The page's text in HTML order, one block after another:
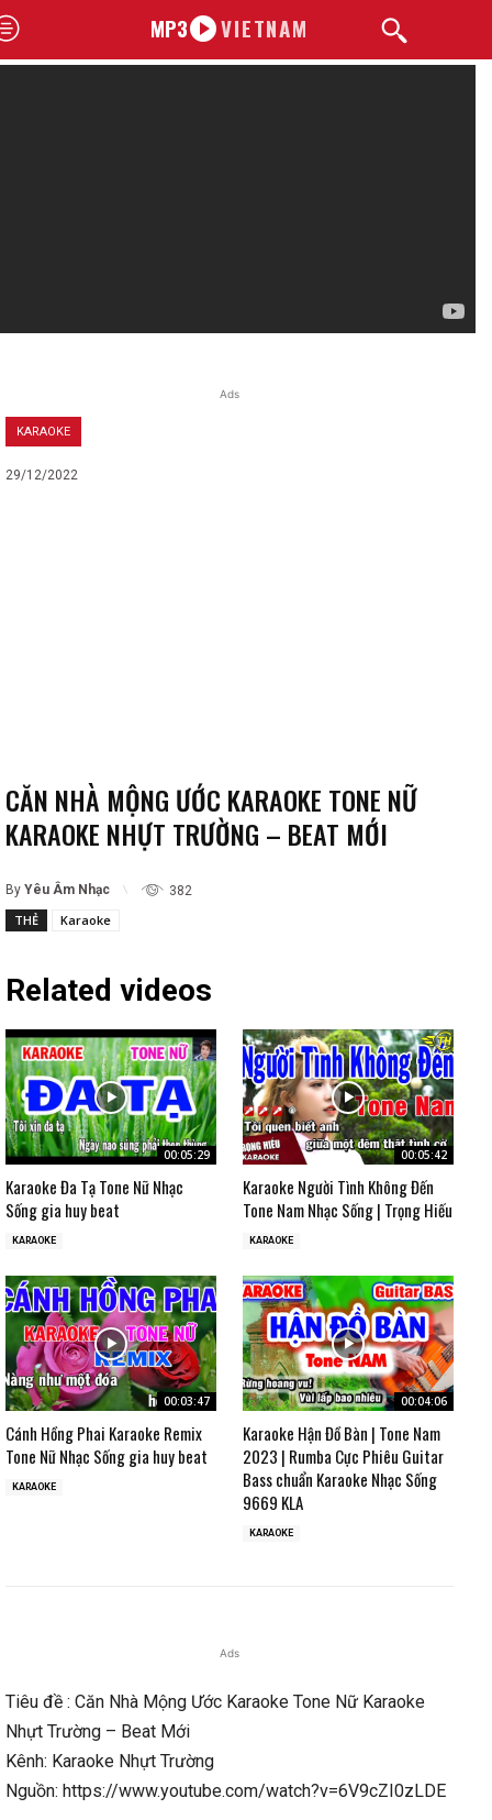
MP3 VIETNAM
Ads
KARAOKE
29/12/2022
CĂN NHÀ MỘNG ƯỚC KARAOKE TONE NỮ
KARAOKE NHỰT TRƯỜNG – BEAT MỚI
By Yêu Âm Nhạc 382
THẺ Karaoke
Related videos
00:05:29
Karaoke Đa Tạ Tone Nữ Nhạc
Sống gia huy beat
KARAOKE
00:05:42
Karaoke Người Tình Không Đến
Tone Nam Nhạc Sống | Trọng Hiếu
KARAOKE
00:03:47
Cánh Hồng Phai Karaoke Remix
Tone Nữ Nhạc Sống gia huy beat
KARAOKE
00:04:06
Karaoke Hận Đồ Bàn | Tone Nam
2023 | Rumba Cực Phiêu Guitar
Bass chuẩn Karaoke Nhạc Sống
9669 KLA
KARAOKE
Ads
Tiêu đề : Căn Nhà Mộng Ước Karaoke Tone Nữ Karaoke
Nhựt Trường – Beat Mới
Kênh: Karaoke Nhựt Trường
Nguồn: https://www.youtube.com/watch?v=6V9cZI0zLDE